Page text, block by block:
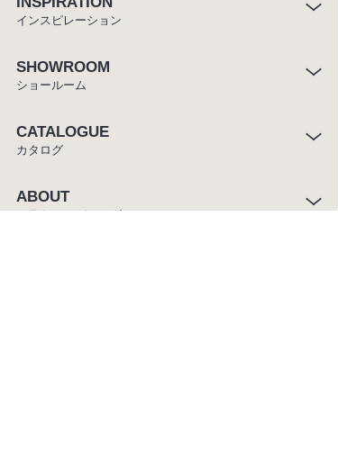
インスピレーション
SHOWROOM
ショールーム
CATALOGUE
カタログ
ABOUT
セラトレーディングについて